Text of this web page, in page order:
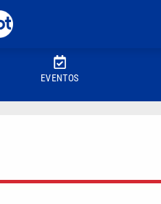
EVENTOS